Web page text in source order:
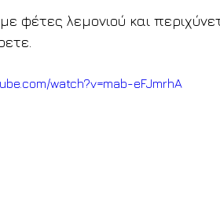
φέτες λεμονιού και
watch?v=mab-eFJmrhA